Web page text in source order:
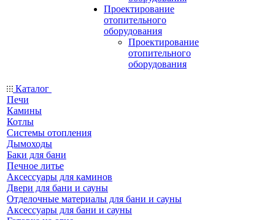
Проектирование
отопительного
оборудования
Проектирование
отопительного
оборудования
Каталог
Печи
Камины
Котлы
Системы отопления
Дымоходы
Баки для бани
Печное литье
Аксессуары для каминов
Двери для бани и сауны
Отделочные материалы для бани и сауны
Аксессуары для бани и сауны